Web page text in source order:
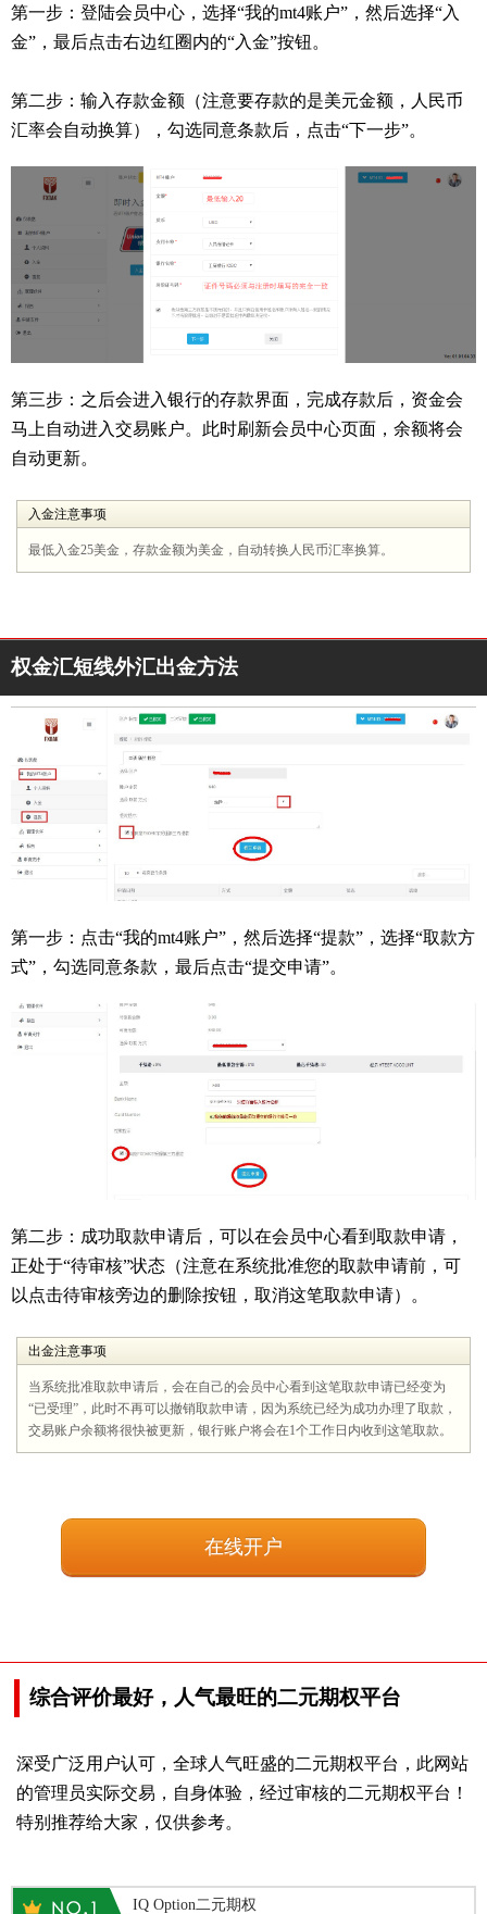
第一步：登陆会员中心，选择“我的mt4账户”，然后选择“入
金”，最后点击右边红圈内的“入金”按钮。
第二步：输入存款金额（注意要存款的是美元金额，人民币
汇率会自动换算），勾选同意条款后，点击“下一步”。
第三步：之后会进入银行的存款界面，完成存款后，资金会
马上自动进入交易账户。此时刷新会员中心页面，余额将会
自动更新。
入金注意事项
最低入金25美金，存款金额为美金，自动转换人民币汇率换算。
权金汇短线外汇出金方法
第一步：点击“我的mt4账户”，然后选择“提款”，选择“取款方
式”，勾选同意条款，最后点击“提交申请”。
第二步：成功取款申请后，可以在会员中心看到取款申请，
正处于“待审核”状态（注意在系统批准您的取款申请前，可
以点击待审核旁边的删除按钮，取消这笔取款申请）。
出金注意事项
当系统批准取款申请后，会在自己的会员中心看到这笔取款申请已经变为
“已受理”，此时不再可以撤销取款申请，因为系统已经为成功办理了取款，
交易账户余额将很快被更新，银行账户将会在1个工作日内收到这笔取款。
在线开户
综合评价最好，人气最旺的二元期权平台
深受广泛用户认可，全球人气旺盛的二元期权平台，此网站
的管理员实际交易，自身体验，经过审核的二元期权平台！
特别推荐给大家，仅供参考。
IQ Option二元期权